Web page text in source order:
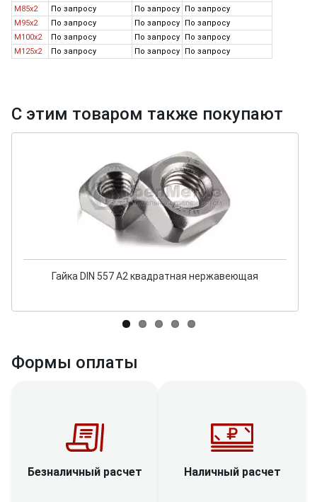
M85x2
По запросу По запросу
По запросу
M95x2
По запросу По запросу
По запросу
M100x2
По запросу По запросу
По запросу
M125x2
По запросу По запросу По запросу
С этим товаром также покупают
Гайка DIN 557 А2 квадратная нержавеющая
Формы оплаты
Безналичный расчет Наличный расчет